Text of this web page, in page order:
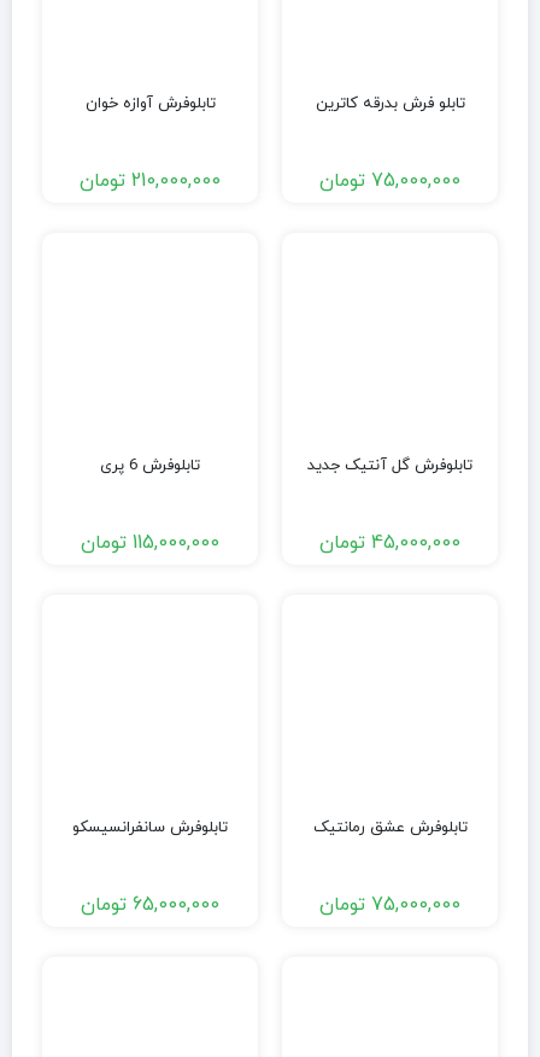
تابلو فرش بدرقه کاترین
75,000,000 تومان
تابلوفرش آوازه خوان
210,000,000 تومان
تابلوفرش گل آنتیک جدید
45,000,000 تومان
تابلوفرش 6 پری
115,000,000 تومان
تابلوفرش عشق رمانتیک
75,000,000 تومان
تابلوفرش سانفرانسیسکو
65,000,000 تومان